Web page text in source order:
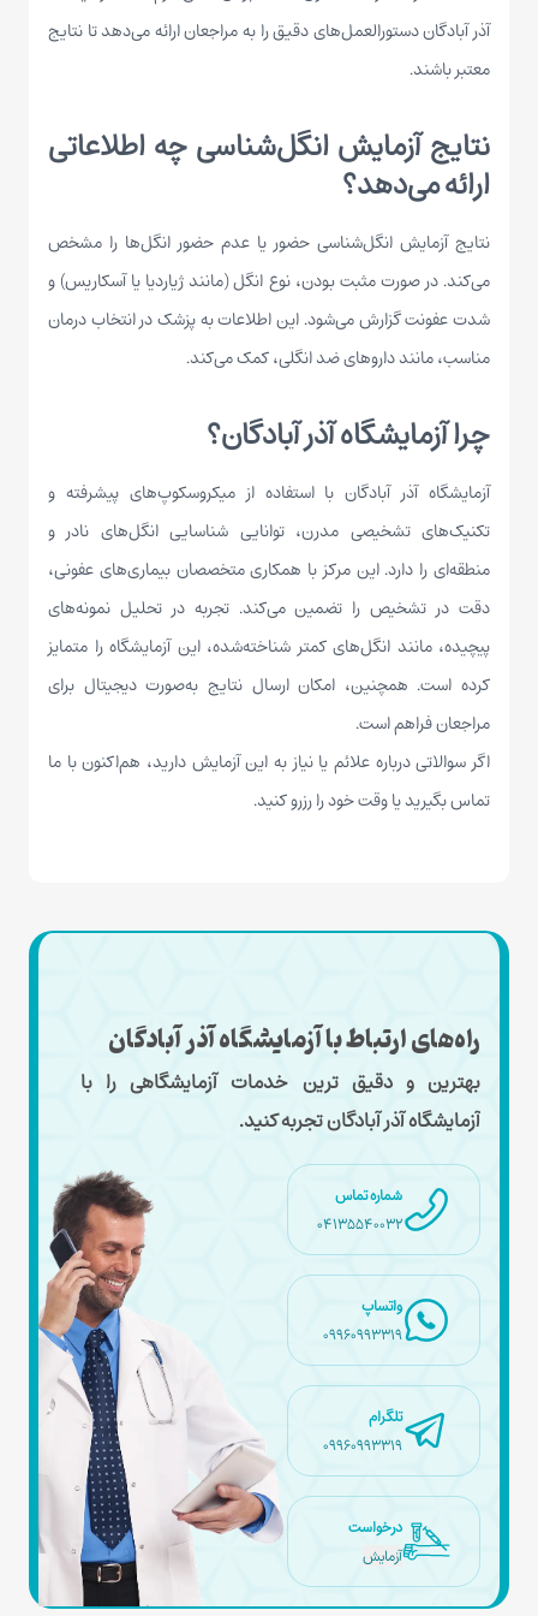
آذر آبادگان دستورالعمل‌های دقیق را به مراجعان ارائه می‌دهد تا نتایج
معتبر باشند.
نتایج آزمایش انگل‌شناسی چه اطلاعاتی
ارائه می‌دهد؟
نتایج آزمایش انگل‌شناسی حضور یا عدم حضور انگل‌ها را مشخص
می‌کند. در صورت مثبت بودن، نوع انگل (مانند ژیاردیا یا آسکاریس) و
شدت عفونت گزارش می‌شود. این اطلاعات به پزشک در انتخاب درمان
مناسب، مانند داروهای ضد انگلی، کمک می‌کند.
چرا آزمایشگاه آذر آبادگان؟
آزمایشگاه آذر آبادگان با استفاده از میکروسکوپ‌های پیشرفته و
تکنیک‌های تشخیصی مدرن، توانایی شناسایی انگل‌های نادر و
منطقه‌ای را دارد. این مرکز با همکاری متخصصان بیماری‌های عفونی،
دقت در تشخیص را تضمین می‌کند. تجربه در تحلیل نمونه‌های
پیچیده، مانند انگل‌های کمتر شناخته‌شده، این آزمایشگاه را متمایز
کرده است. همچنین، امکان ارسال نتایج به‌صورت دیجیتال برای
مراجعان فراهم است.
اگر سوالاتی درباره علائم یا نیاز به این آزمایش دارید، هم‌اکنون با ما
تماس بگیرید یا وقت خود را رزرو کنید.
راه‌های ارتباط با آزمایشگاه آذر آبادگان
بهترین و دقیق ترین خدمات آزمایشگاهی را با
آزمایشگاه آذر آبادگان تجربه کنید.
شماره تماس
04135540032
واتساپ
09960993319
تلگرام
09960993319
درخواست
آزمایش